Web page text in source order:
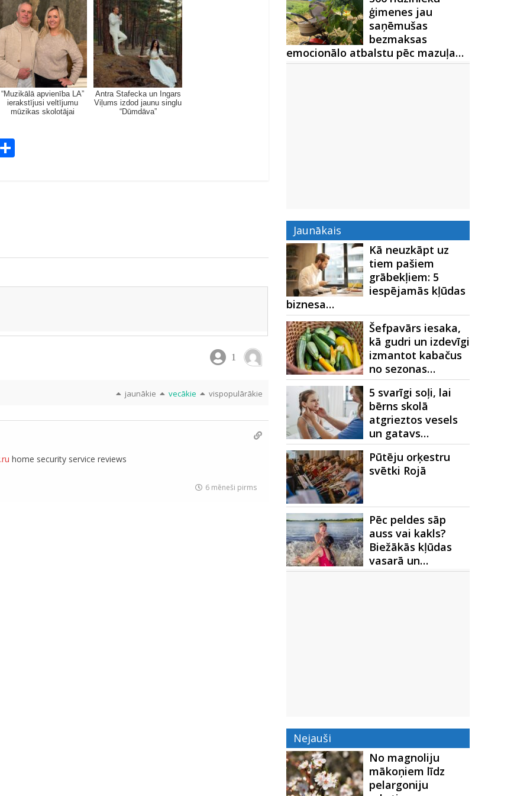
“Muzikālā apvienība LA”
ierakstījusi veltījumu
mūzikas skolotājai
Antra Stafecka un Ingars
Viļums izdod jaunu singlu
“Dūmdāva”
1
jaunākie vecākie vispopulārākie
home security service reviews
6 mēneši pirms
ģimenes jau
saņēmušas
bezmaksas
emocionālo atbalstu pēc mazuļa…
Jaunākais
Kā neuzkāpt uz
tiem pašiem
grābekļiem: 5
iespējamās kļūdas
biznesa…
Šefpavārs iesaka,
kā gudri un izdevīgi
izmantot kabačus
no sezonas…
5 svarīgi soļi, lai
bērns skolā
atgrieztos vesels
un gatavs…
Pūtēju orķestru
svētki Rojā
Pēc peldes sāp
auss vai kakls?
Biežākās kļūdas
vasarā un…
Nejauši
No magnoliju
mākoņiem līdz
pelargoniju